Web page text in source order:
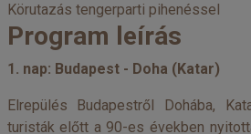
Körutazás tengerparti pihenéssel
Program leírás
1. nap: Budapest - Doha (Katar)
Elrepülés Budapestről Dohába,
turisták előtt a 90-es években